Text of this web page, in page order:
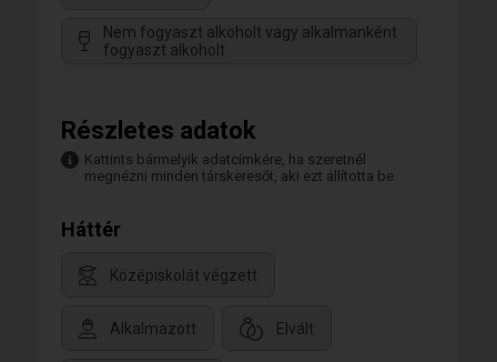
Nem fogyaszt alkoholt vagy alkalmanként
fogyaszt alkoholt
Részletes adatok
Kattints bármelyik adatcímkére, ha szeretnél
megnézni minden társkeresőt, aki ezt állította be.
Háttér
Középiskolát végzett
Alkalmazott Elvált